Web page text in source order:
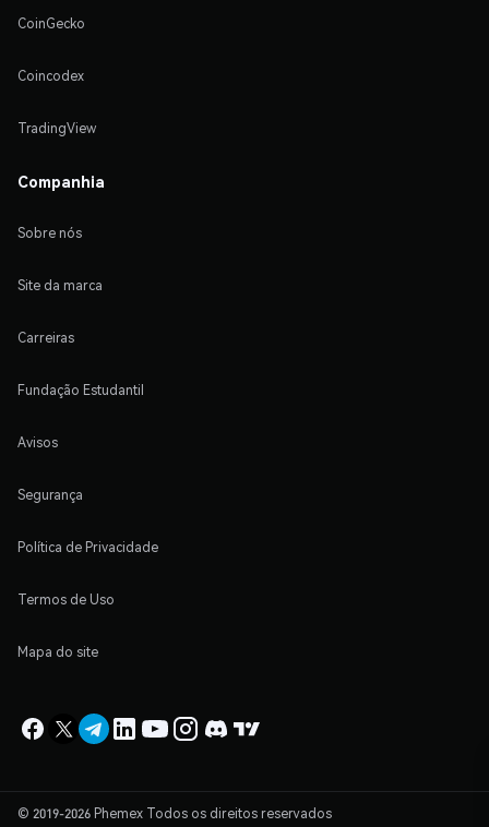
CoinGecko
Coincodex
TradingView
Companhia
Sobre nós
Site da marca
Carreiras
Fundação Estudantil
Avisos
Segurança
Política de Privacidade
Termos de Uso
Mapa do site
© 2019-2026 Phemex Todos os direitos reservados